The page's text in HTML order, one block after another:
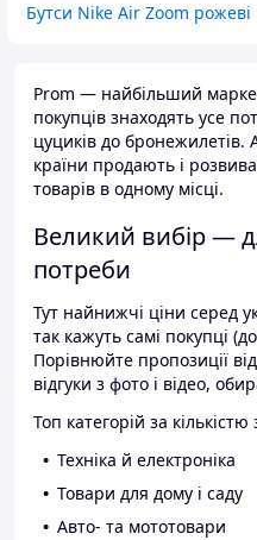
Бутси Nike Air Zoom рожеві
Prom — найбільший
покупців знаходять усе
цуциків до бронежилетів.
країни продають і
товарів в одному місці.
Великий вибір —
потреби
Тут найнижчі ціни серед
так кажуть самі покупці
Порівнюйте пропозиції
відгуки з фото і відео,
Топ категорій за
Техніка й електроніка
Товари для дому і саду
Авто- та мототовари